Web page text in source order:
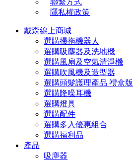
隱私權政策
戴森線上商城
選購掃拖機器人
選購吸塵器及洗地機
選購風扇及空氣清淨機
選購吹風機及造型器
選購頭髮護理產品 禮盒版
選購降噪耳機
選購燈具
選購配件
選購多入優惠組合
選購福利品
產品
吸塵器